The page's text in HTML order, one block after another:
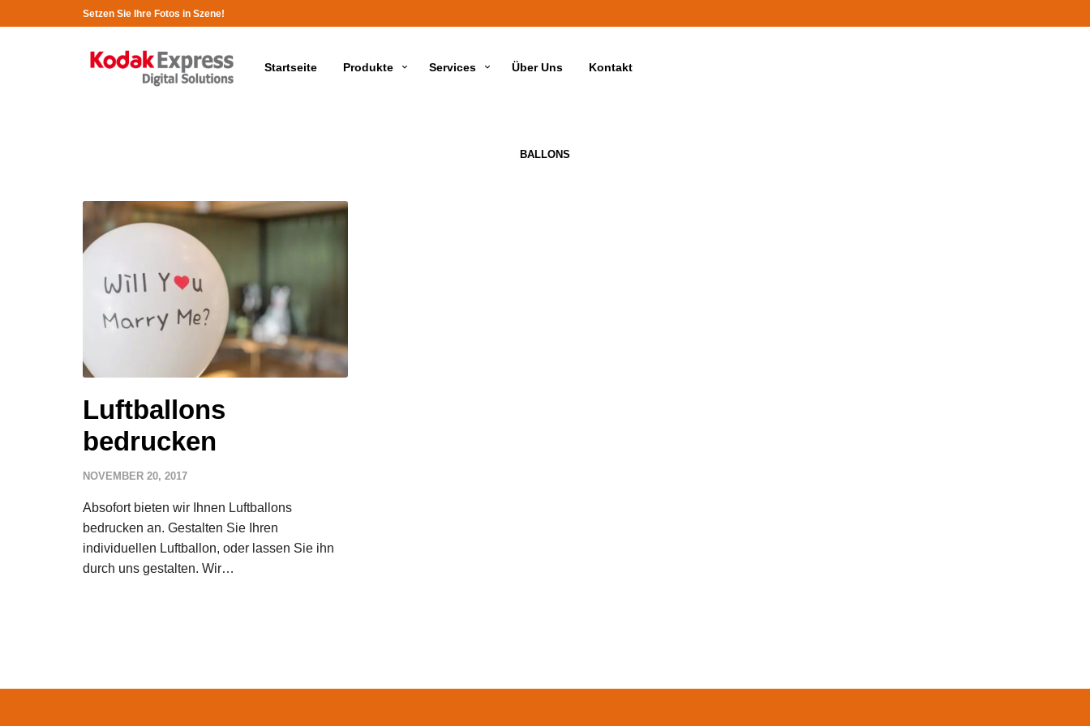
Setzen Sie Ihre Fotos in Szene!
Startseite Produkte Services Über Uns Kontakt
BALLONS
Luftballons
bedrucken
NOVEMBER 20, 2017
Absofort bieten wir Ihnen Luftballons
bedrucken an. Gestalten Sie Ihren
individuellen Luftballon, oder lassen Sie ihn
durch uns gestalten. Wir…